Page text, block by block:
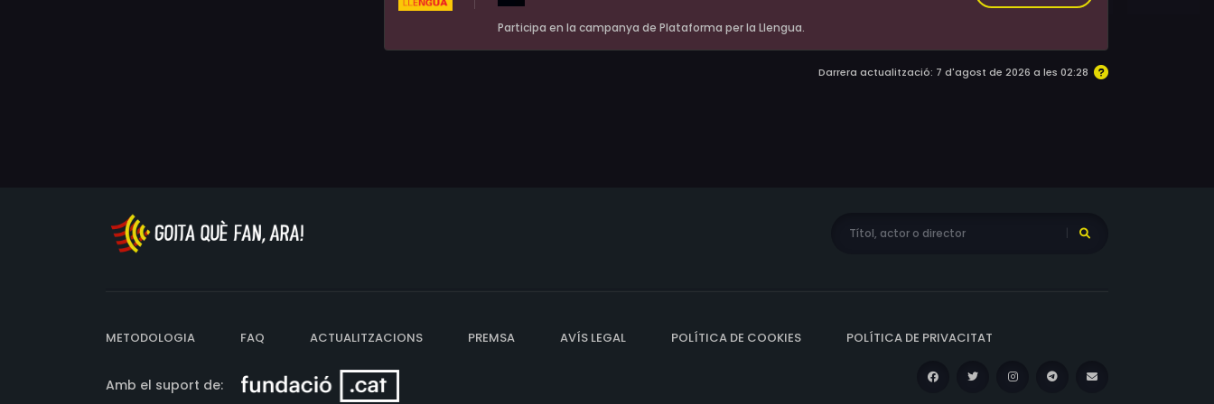
Participa en la campanya de Plataforma per la Llengua.
Darrera actualització: 7 d'agost de 2026 a les 02:28
METODOLOGIA FAQ ACTUALITZACIONS PREMSA AVÍS LEGAL POLÍTICA DE COOKIES POLÍTICA DE PRIVACITAT
Amb el suport de: